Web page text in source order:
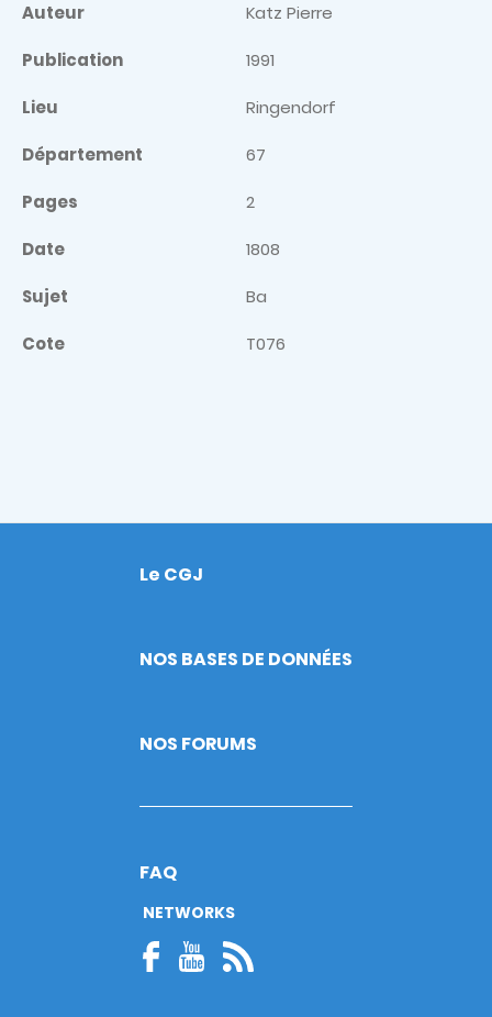
Auteur Katz Pierre
Publication 1991
Lieu Ringendorf
Département 67
Pages 2
Date 1808
Sujet Ba
Cote T076
Footer
Le CGJ
NOS BASES DE DONNÉES
NOS FORUMS
FAQ
NETWORKS